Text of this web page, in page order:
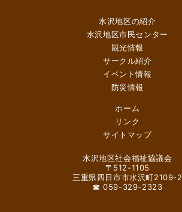
水沢地区の紹介
水沢地区市民センター
観光情報
サークル紹介
イベント情報
防災情報
ホーム
リンク
サイトマップ
水沢地区社会福祉協議会
〒512-1105
三重県四日市市水沢町2109-2
☎ 059-329-2323